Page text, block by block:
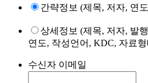
간략정보 (제목, 저자, 연
상세정보 (제목, 저자, 발
연도, 작성언어, KDC, 자료
수신자 이메일